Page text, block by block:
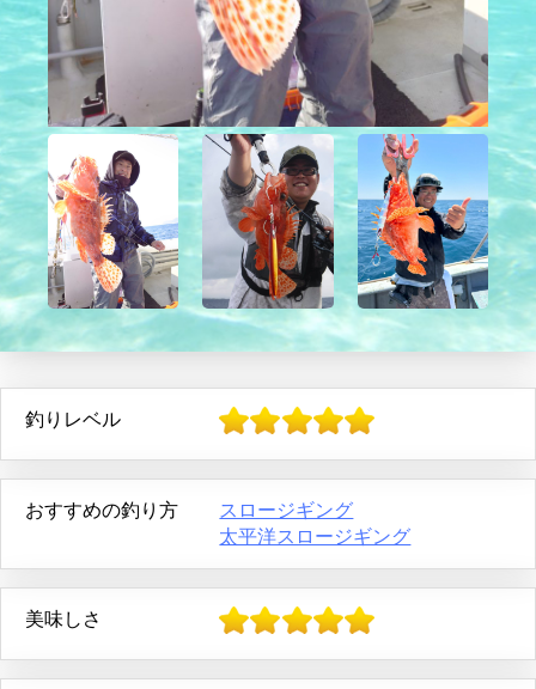
釣りレベル
おすすめの釣り方
スロージギング
太平洋スロージギング
美味しさ